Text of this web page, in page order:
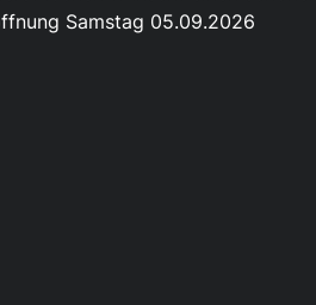
Samstag 05.09.2026